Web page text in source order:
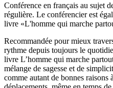
Conférence en français au sujet
régulière. Le conférencier est
livre
L'homme qui marche
Recommandée pour mieux
rythme depuis toujours le
livre L’homme qui marche
mélange de sagesse et de
comme autant de bonnes raisons